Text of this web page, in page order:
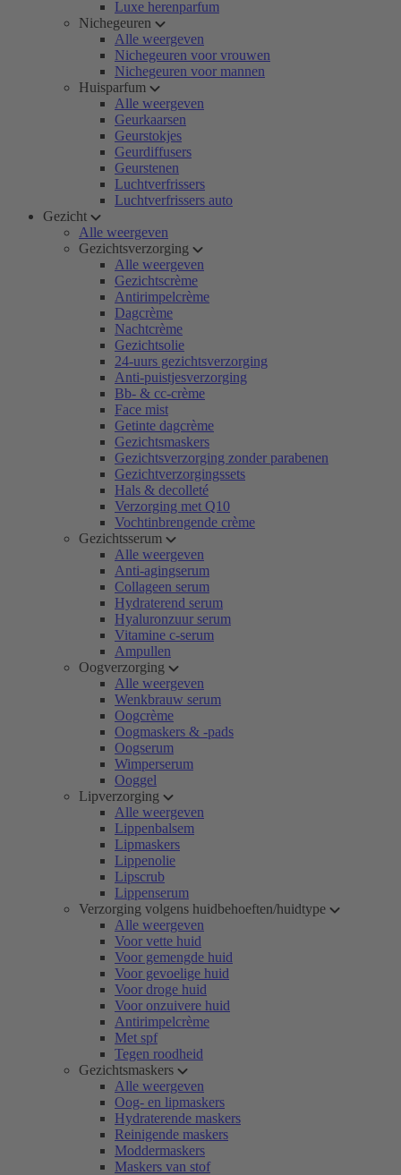
Luxe herenparfum
Nichegeuren
Alle weergeven
Nichegeuren voor vrouwen
Nichegeuren voor mannen
Huisparfum
Alle weergeven
Geurkaarsen
Geurstokjes
Geurdiffusers
Geurstenen
Luchtverfrissers
Luchtverfrissers auto
Gezicht
Alle weergeven
Gezichtsverzorging
Alle weergeven
Gezichtscrème
Antirimpelcrème
Dagcrème
Nachtcrème
Gezichtsolie
24-uurs gezichtsverzorging
Anti-puistjesverzorging
Bb- & cc-crème
Face mist
Getinte dagcrème
Gezichtsmaskers
Gezichtsverzorging zonder parabenen
Gezichtverzorgingssets
Hals & decolleté
Verzorging met Q10
Vochtinbrengende crème
Gezichtsserum
Alle weergeven
Anti-agingserum
Collageen serum
Hydraterend serum
Hyaluronzuur serum
Vitamine c-serum
Ampullen
Oogverzorging
Alle weergeven
Wenkbrauw serum
Oogcrème
Oogmaskers & -pads
Oogserum
Wimperserum
Ooggel
Lipverzorging
Alle weergeven
Lippenbalsem
Lipmaskers
Lippenolie
Lipscrub
Lippenserum
Verzorging volgens huidbehoeften/huidtype
Alle weergeven
Voor vette huid
Voor gemengde huid
Voor gevoelige huid
Voor droge huid
Voor onzuivere huid
Antirimpelcrème
Met spf
Tegen roodheid
Gezichtsmaskers
Alle weergeven
Oog- en lipmaskers
Hydraterende maskers
Reinigende maskers
Moddermaskers
Maskers van stof